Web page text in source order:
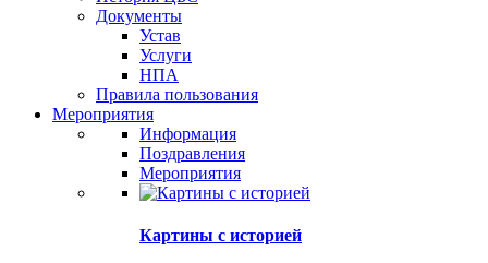
Документы
Устав
Услуги
НПА
Правила пользования
Мероприятия
Информация
Поздравления
Мероприятия
Картины с историей